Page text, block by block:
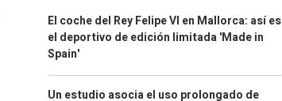
El coche del Rey Felipe VI en Mallorca: así es
el deportivo de edición limitada 'Made in
Spain'
Un estudio asocia el uso prolongado de